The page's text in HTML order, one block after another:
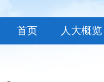
首页 人大概览